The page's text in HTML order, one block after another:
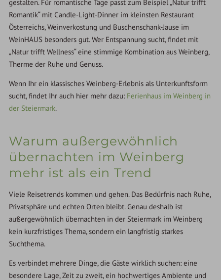
gestalten. Für romantische Tage passt zum Beispiel „Natur trifft
Romantik“ mit Candle-Light-Dinner im kleinsten Restaurant
Österreichs, Weinverkostung und Buschenschank-Jause im
WeinHAUS besonders gut. Wer Entspannung sucht, findet mit
„Natur trifft Wellness“ eine stimmige Kombination aus Weinberg,
Therme der Ruhe und Genuss.
Wenn Ihr ein klassisches Weinberg-Erlebnis als Unterkunftsform
sucht, findet Ihr auch hier mehr dazu: Ferienhaus im Weinberg in
der Steiermark.
Warum außergewöhnlich
übernachten im Weinberg
mehr ist als ein Trend
Viele Reisetrends kommen und gehen. Das Bedürfnis nach Ruhe,
Privatsphäre und echten Orten bleibt. Genau deshalb ist
außergewöhnlich übernachten in der Steiermark im Weinberg
kein kurzfristiges Thema, sondern ein langfristig starkes
Suchthema.
Es verbindet mehrere Dinge, die Gäste wirklich suchen: eine
besondere Lage, Zeit zu zweit, ein hochwertiges Ambiente und